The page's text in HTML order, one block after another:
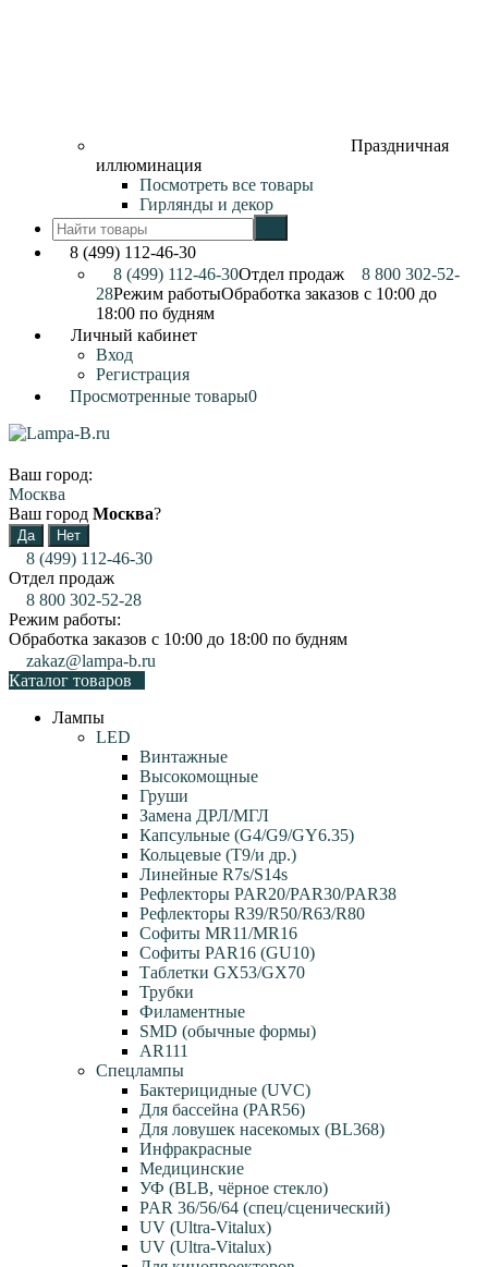
Праздничная
иллюминация
Посмотреть все товары
Гирлянды и декор
8 (499) 112-46-30
8 (499) 112-46-30Отдел продаж
8 800 302-52-
28Режим работыОбработка заказов с 10:00 до
18:00 по будням
Личный кабинет
Вход
Регистрация
Просмотренные товары0
Ваш город:
Москва
Ваш город Москва?
8 (499) 112-46-30
Отдел продаж
8 800 302-52-28
Режим работы:
Обработка заказов с 10:00 до 18:00 по будням
zakaz@lampa-b.ru
Каталог товаров
Лампы
LED
Винтажные
Высокомощные
Груши
Замена ДРЛ/МГЛ
Капсульные (G4/G9/GY6.35)
Кольцевые (T9/и др.)
Линейные R7s/S14s
Рефлекторы PAR20/PAR30/PAR38
Рефлекторы R39/R50/R63/R80
Софиты MR11/MR16
Софиты PAR16 (GU10)
Таблетки GX53/GX70
Трубки
Филаментные
SMD (обычные формы)
AR111
Спецлампы
Бактерицидные (UVC)
Для бассейна (PAR56)
Для ловушек насекомых (BL368)
Инфракрасные
Медицинские
УФ (BLB, чёрное стекло)
PAR 36/56/64 (спец/сценический)
UV (Ultra‑Vitalux)
UV (Ultra-Vitalux)